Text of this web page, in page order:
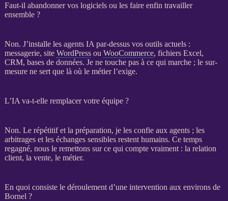
Faut-il abandonner vos logiciels ou les faire enfin travailler
ensemble ?
Non. J’installe les agents IA par-dessus vos outils actuels :
messagerie, site WordPressou WooCommerce, fichiers Excel,
CRM, bases de données. Je ne touche pas à ce qui marche ; le sur-
mesure ne sert que là où le métier l’exige.
L’IA va-t-elle remplacer votre équipe ?
Non. Le répétitif et la préparation, je les confie aux agents; les
arbitrages et les échanges sensibles restent humains. Ce temps
regagné, nous le remettons sur ce qui compte vraiment : la relation
client, la vente, le métier.
En quoi consiste le déroulement d’une intervention aux environs de
Bornel ?